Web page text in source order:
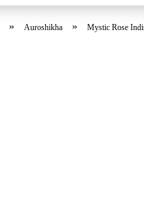
» Auroshikha » Mystic Rose